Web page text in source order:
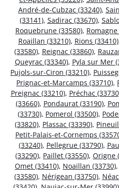
André-de-Cubzac (33240),
(33141), Sadirac (33670),
Roquebrune (33580),
Roaillan (33210), Rions (33410)
(33580), Reignac (33860),
Queyrac (33340), Pyla sur Mer
Pujols-sur-Ciron (33210),
Prignac-et-Marcamps (33710),
Preignac (33210), Préchac
(33660), Pondaurat (33190),
(33730), Pomerol (33500),
(33820), Plassac (33390),
Petit-Palais-et-Cornemps
(33240), Pellegrue (33790),
(33290), Paillet (33550), Origne
Omet (33410), Noaillan (33730),
(33580), Nérigean (33750),